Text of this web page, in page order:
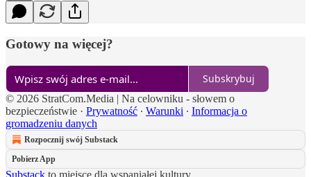
Gotowy na więcej?
Subskrybuj
© 2026 StratCom.Media | Na celowniku - słowem o
bezpieczeństwie · Prywatność ∙ Warunki ∙ Informacja o
gromadzeniu danych
Rozpocznij swój Substack
Pobierz App
Substack to miejsce dla wspaniałej kultury